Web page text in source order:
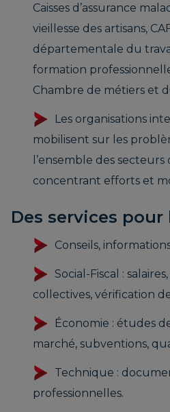
Caisses d’assurance
vieillesse des artisans,
départementale du
formation
Chambre de métiers et
Les organisations
mobilisent sur les
l’ensemble des secteurs
concentrant efforts et
Des services
Conseils,
Social-Fiscal :
collectives, vérification
Économie : études
marché, subventions,
Technique :
professionnelles.